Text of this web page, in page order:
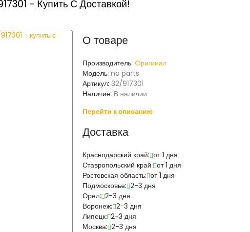
- Купить С Доставкой!
О товаре
Производитель:Oригинал
Модель:no parts
Артикул:32/917301
Наличие: В наличии
Перейти к описанию
Доставка
Краснодарский край: от 1 дня
Ставропольский край: от 1 дня
Ростовская область: от 1 дня
Подмосковье: 2-3 дня
Орел: 2-3 дня
Воронеж: 2-3 дня
Липецк: 2-3 дня
Москва: 2-3 дня